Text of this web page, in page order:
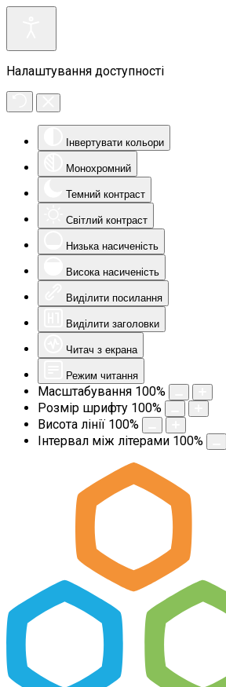
Налаштування доступності
Інвертувати кольори
Монохромний
Темний контраст
Світлий контраст
Низька насиченість
Висока насиченість
Виділити посилання
Виділити заголовки
Читач з екрана
Режим читання
Масштабування 100%
Розмір шрифту 100%
Висота лінії 100%
Інтервал між літерами 100%